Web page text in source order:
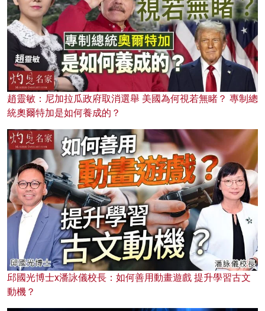
趙靈敏：尼加拉瓜政府取消選舉 美國為何視若無睹？ 專制總
統奧爾特加是如何養成的？
邱國光博士x潘詠儀校長：如何善用動畫遊戲 提升學習古文
動機？